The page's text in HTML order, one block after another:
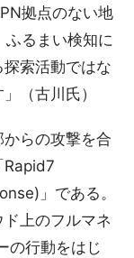
拠点のない地
ふるまい検知に
索活動ではな
（古川氏）
らの攻撃を合
Rapid7
」である。
上のフルマネ
の行動をはじ